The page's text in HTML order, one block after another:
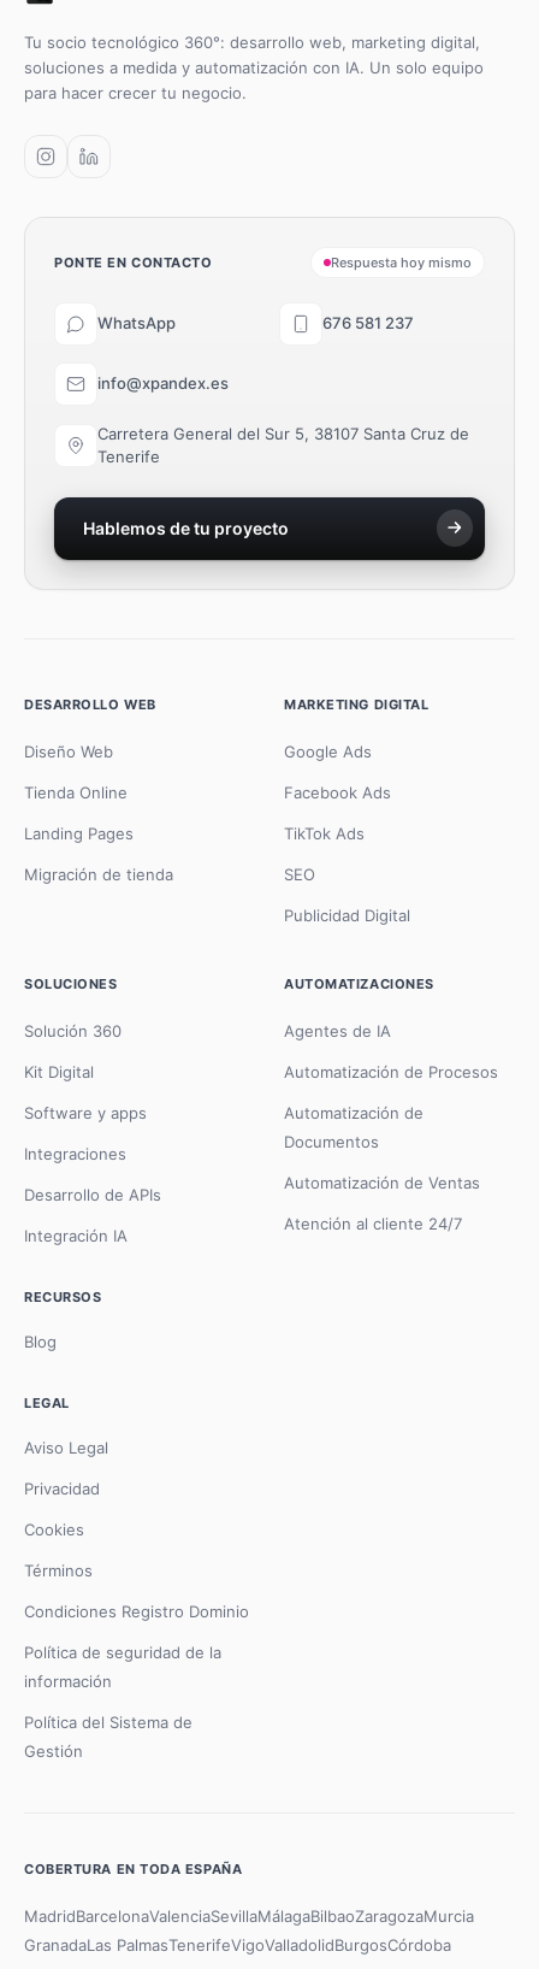
Tu socio tecnológico 360°: desarrollo web, marketing digital,
soluciones a medida y automatización con IA. Un solo equipo
para hacer crecer tu negocio.
PONTE EN CONTACTO Respuesta hoy mismo
WhatsApp 676 581 237
info@xpandex.es
Carretera General del Sur 5, 38107 Santa Cruz de
Tenerife
Hablemos de tu proyecto
DESARROLLO WEB
Diseño Web
Tienda Online
Landing Pages
Migración de tienda
MARKETING DIGITAL
Google Ads
Facebook Ads
TikTok Ads
SEO
Publicidad Digital
SOLUCIONES
Solución 360
Kit Digital
Software y apps
Integraciones
Desarrollo de APIs
Integración IA
AUTOMATIZACIONES
Agentes de IA
Automatización de Procesos
Automatización de
Documentos
Automatización de Ventas
Atención al cliente 24/7
RECURSOS
Blog
LEGAL
Aviso Legal
Privacidad
Cookies
Términos
Condiciones Registro Dominio
Política de seguridad de la
información
Política del Sistema de
Gestión
COBERTURA EN TODA ESPAÑA
MadridBarcelonaValenciaSevillaMálagaBilbaoZaragozaMurcia
GranadaLas PalmasTenerifeVigoValladolidBurgosCórdoba